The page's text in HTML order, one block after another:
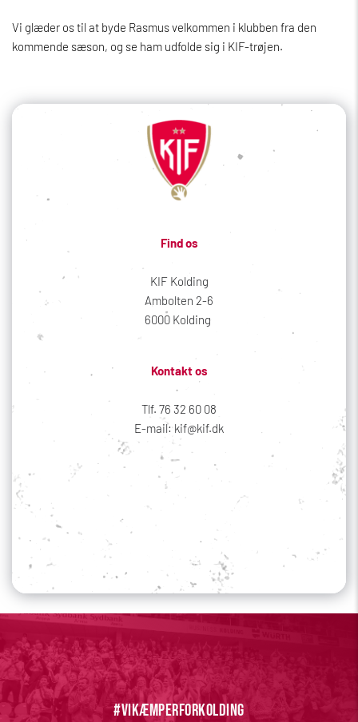
Vi glæder os til at byde Rasmus velkommen i klubben fra den
kommende sæson, og se ham udfolde sig i KIF-trøjen.
Find os
KIF Kolding
Ambolten 2-6
6000 Kolding
Kontakt os
Tlf. 76 32 60 08
E-mail: kif@kif.dk
Sociale medier
Din profil
#vikæmperforkolding